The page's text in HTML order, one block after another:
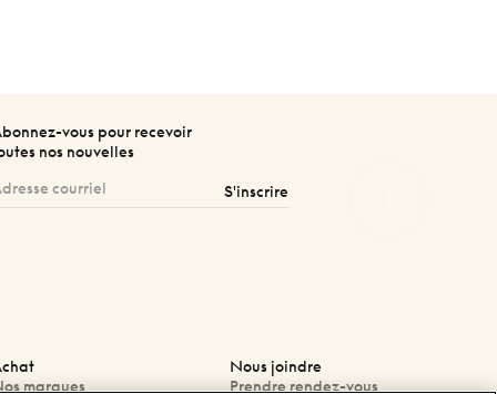
vous pour recevoir
nos nouvelles
S'inscrire
marques
Nous joindre
Prendre rendez-vous